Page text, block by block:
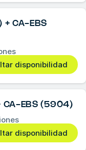
+ CA-EBS
disponibilidad
CA-EBS (5904)
disponibilidad